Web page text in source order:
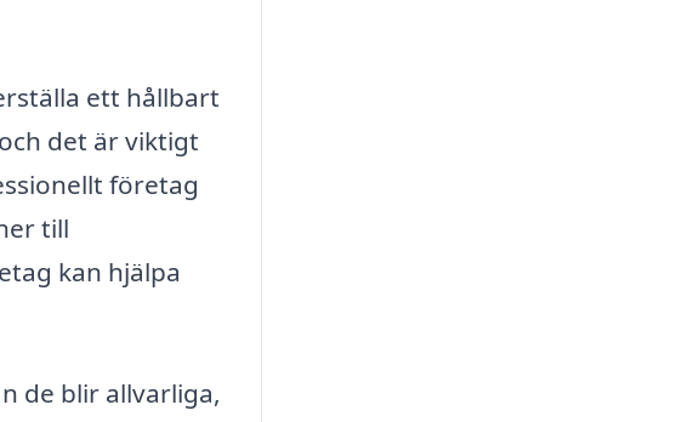
ett hållbart
det är viktigt
företag
till
kan hjälpa
de blir allvarliga,